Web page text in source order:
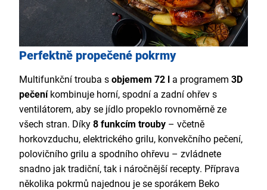
Perfektně propečené pokrmy
Multifunkční trouba s objemem 72 l a programem 3D
pečeníkombinuje horní, spodní a zadní ohřev s
ventilátorem, aby se jídlo propeklo rovnoměrně ze
všech stran. Díky 8 funkcím trouby – včetně
horkovzduchu, elektrického grilu, konvekčního pečení,
polovičního grilu a spodního ohřevu – zvládnete
snadno jak tradiční, tak i náročnější recepty. Příprava
několika pokrmů najednou je se sporákem Beko